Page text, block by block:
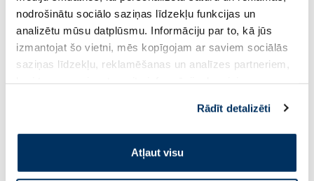
nodrošinātu sociālo saziņas līdzekļu funkcijas un
analizētu mūsu datplūsmu. Informāciju par to, kā jūs
izmantojat šo vietni, mēs kopīgojam ar saviem sociālās
saziņas līdzekļu, reklamēšanas un analīzes partneriem,
pakalpojumus. Ja piekrītat šo papildu sīkdatņu
izmantošanai, lūdzu, atzīmējiet savu izvēli:
Rādīt detalizēti
Atļaut visu
Standarta cena: 6.39 €
Page 1 of 10
Augsti novērtēti kategorijā
-55%